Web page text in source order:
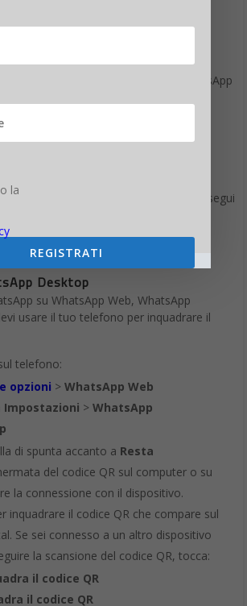
occupa di innovazione, mondo digitale,
software e social. È stato direttore
scientifica Newton e ha lavorato per 11
24 Ore. È il fondatore e direttore
tra innovazione
da BIP
| 13 GIU 2024
REGISTRATI